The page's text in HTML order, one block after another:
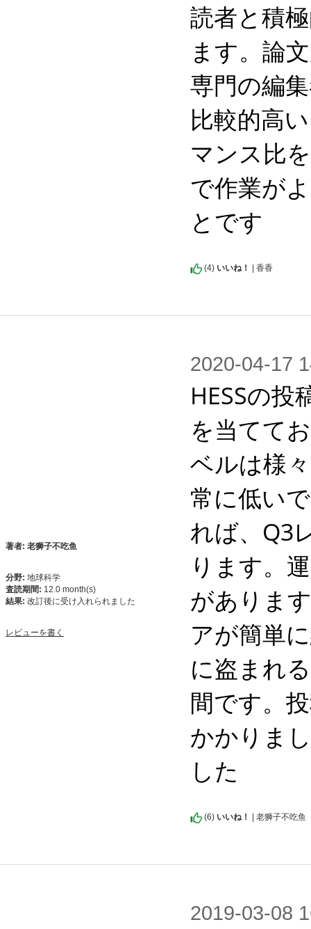
読者と積
ます。論
専門の編
比較的高
マンス比
で作業が
とです
(4) いいね！ | 香香
著者: 老狮子不吃鱼
分野: 地球科学
査読期間: 12.0 month(s)
結果: 改訂後に受け入れられました
レビューを書く
2020-04-17
HESSの投
を当てて
ベルは様
常に低い
れば、Q3
ります。
がありま
アが簡単
に盗まれ
間です。
かかりま
した
(6) いいね！ | 老狮子不吃鱼
2019-03-08